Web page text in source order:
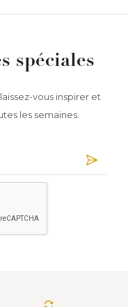
spéciales
vous inspirer et
les semaines.